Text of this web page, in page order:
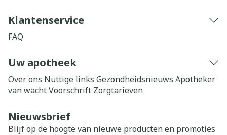
Klantenservice
FAQ
Uw apotheek
Over ons Nuttige links Gezondheidsnieuws Apotheker
van wachtVoorschrift Zorgtarieven
Nieuwsbrief
Blijf op de hoogte van nieuwe producten en promoties